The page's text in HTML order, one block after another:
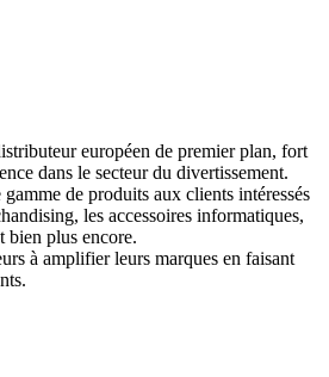
européen de premier plan, fort
dans le secteur du divertissement.
de produits aux clients intéressés
les accessoires informatiques,
bien plus encore.
à amplifier leurs marques en faisant